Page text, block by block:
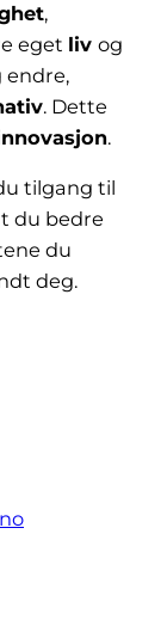
,
eget liv og
endre,
. Dette
.
tilgang til
du bedre
du
deg.